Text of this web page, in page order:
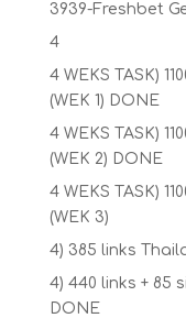
3939-Freshbet
4
4 WEKS TASK)
(WEK 1) DONE
4 WEKS TASK)
(WEK 2) DONE
4 WEKS TASK)
(WEK 3)
4) 385 links
4) 440 links + 85
DONE